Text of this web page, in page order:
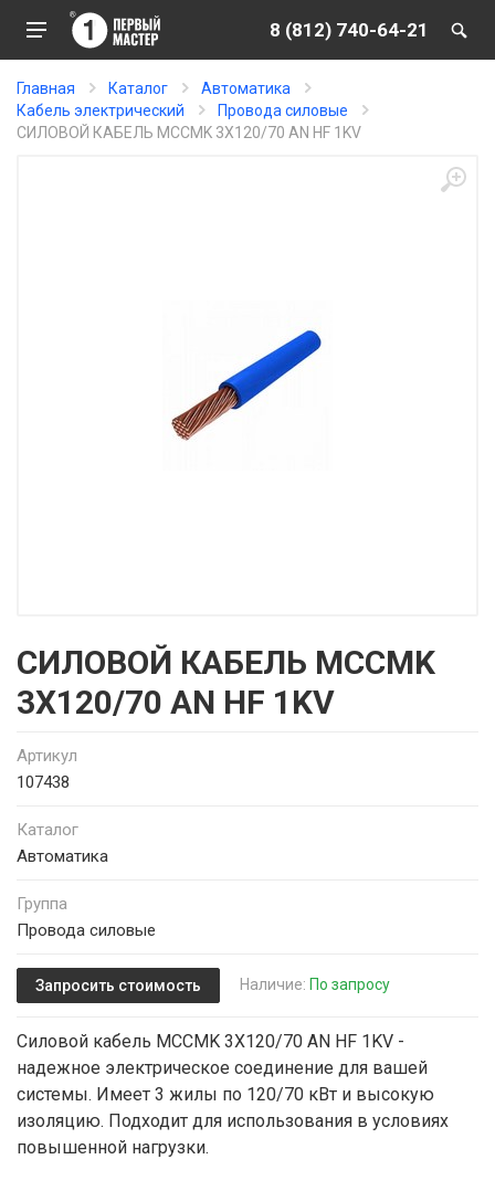
8 (812) 740-64-21
Главная Каталог
Автоматика
Кабель электрический
Провода силовые
СИЛОВОЙ КАБЕЛЬ MCCMK 3X120/70 AN HF 1KV
СИЛОВОЙ КАБЕЛЬ MCCMK
3X120/70 AN HF 1KV
Артикул
107438
Каталог
Автоматика
Группа
Провода силовые
Запросить стоимость Наличие: По запросу
Силовой кабель MCCMK 3X120/70 AN HF 1KV -
надежное электрическое соединение для вашей
системы. Имеет 3 жилы по 120/70 кВт и высокую
изоляцию. Подходит для использования в условиях
повышенной нагрузки.